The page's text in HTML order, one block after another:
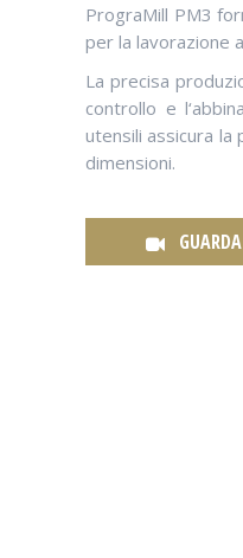
PrograMill PM3
per la lavorazione
La precisa
controllo e
utensili assicura la
dimensioni.